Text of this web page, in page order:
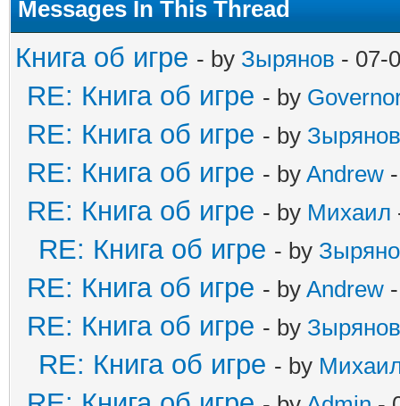
Messages In This Thread
Книга об игре - by Зырянов - 07-
RE: Книга об игре - by
RE: Книга об игре - by Зырянов
RE: Книга об игре - by Andrew
RE: Книга об игре - by Михаил
RE: Книга об игре - by
RE: Книга об игре - by Andrew
RE: Книга об игре - by Зырянов
RE: Книга об игре - by